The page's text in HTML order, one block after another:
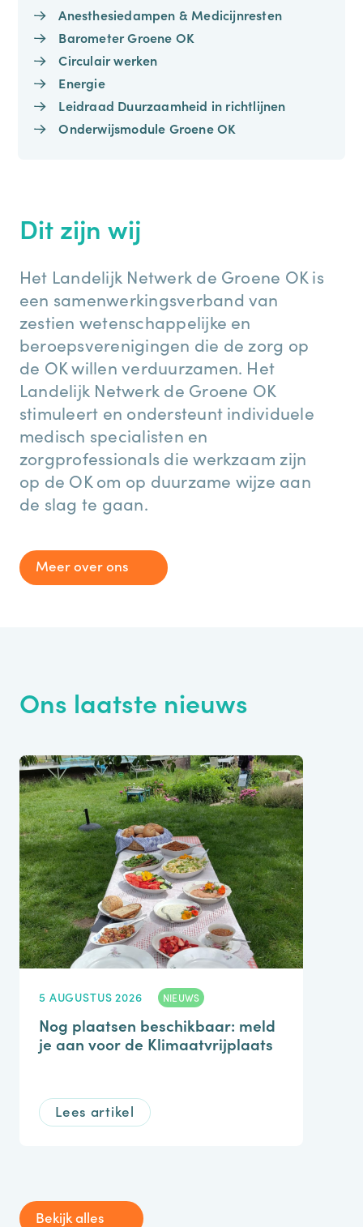
Anesthesiedampen & Medicijnresten
Barometer Groene OK
Circulair werken
Energie
Leidraad Duurzaamheid in richtlijnen
Onderwijsmodule Groene OK
Dit zijn wij
Het Landelijk Netwerk de Groene OK is
een samenwerkingsverband van
zestien wetenschappelijke en
beroepsverenigingen die de zorg op
de OK willen verduurzamen. Het
Landelijk Netwerk de Groene OK
stimuleert en ondersteunt individuele
medisch specialisten en
zorgprofessionals die werkzaam zijn
op de OK om op duurzame wijze aan
de slag te gaan.
Meer over ons
Ons laatste nieuws
5 AUGUSTUS 2026 NIEUWS
Nog plaatsen beschikbaar: meld
je aan voor de Klimaatvrijplaats
Lees artikel
Bekijk alles